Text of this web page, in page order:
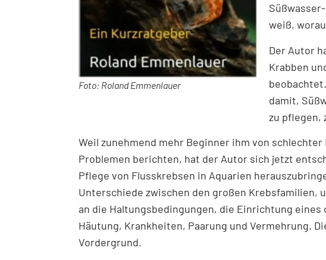
Foto: Roland Emmenlauer
weiß,
Der Autor
Krabben
damit,
zu pflegen,
Weil zunehmend mehr Beginner ihm von
Problemen berichten, hat der Autor sich jetzt
Pflege von Flusskrebsen in Aquarien
Unterschiede zwischen den großen Krebsfamilien,
an die Haltungsbedingungen, die Einrichtung
Häutung, Krankheiten, Paarung und Vermehrung.
Vordergrund.